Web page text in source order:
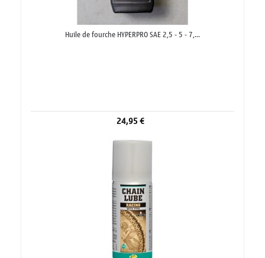
Huile de fourche HYPERPRO SAE 2,5 - 5 - 7,...
24,95 €